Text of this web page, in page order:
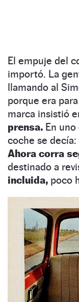
El empuje del
importó. La
llamando al
porque era
marca insistió
prensa. En
coche se
Ahora corra
destinado a
incluida, poco